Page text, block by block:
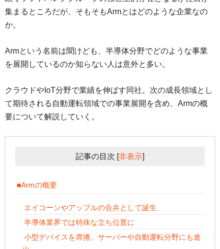
集まるところだが、そもそもArmとはどのような企業なの
か。
Armという名前は聞けども、半導体分野でどのような事業
を展開しているのか知らない人は意外と多い。
クラウドやIoT分野で業績を伸ばす同社。次の成長領域とし
て期待される自動運転領域での事業展開を含め、Armの概
要について解説していく。
記事の目次 [非表示]
■Armの概要
エイコーンやアップルの合弁として誕生
半導体業界では特殊な立ち位置に
小型デバイスを席捲、サーバーや自動運転分野にも進